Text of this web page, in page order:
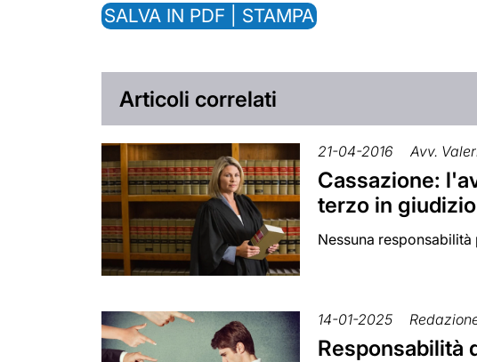
SALVA IN PDF | STAMPA
Articoli correlati
21-04-2016 Avv.
Cassazione:
terzo in giudizio
Nessuna
14-01-2025
Responsabilità